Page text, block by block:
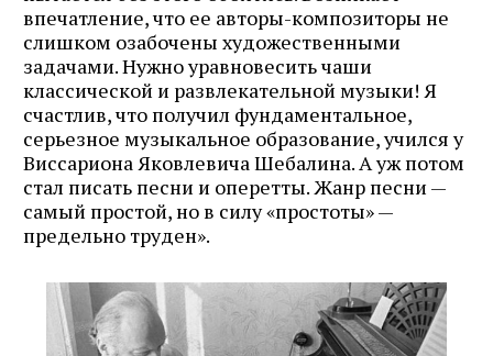
впечатление, что ее авторы-композиторы не
слишком озабочены художественными
задачами. Нужно уравновесить чаши
классической и развлекательной музыки! Я
счастлив, что получил фундаментальное,
серьезное музыкальное образование, учился у
Виссариона Яковлевича Шебалина. А уж потом
стал писать песни и оперетты. Жанр песни —
самый простой, но в силу «простоты» —
предельно труден».